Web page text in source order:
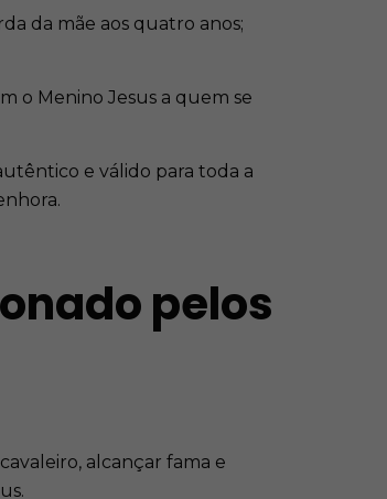
da mãe aos quatro anos;
o Menino Jesus a quem se
e válido para toda a
pelos
alcançar fama e